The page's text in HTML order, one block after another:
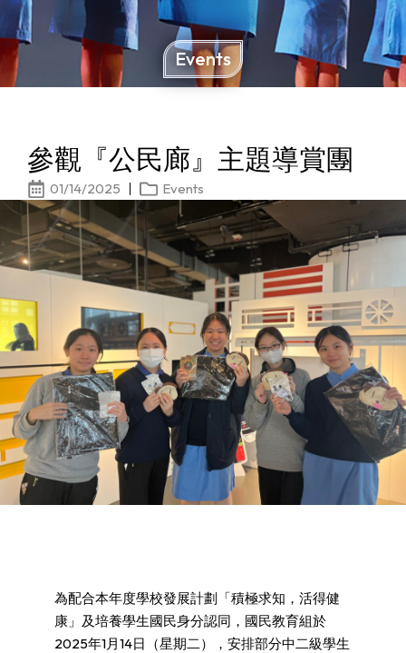
Events
參觀『公民廊』主題導賞團
01/14/2025 Events
為配合本年度學校發展計劃「積極求知，活得健
康」及培養學生國民身分認同，國民教育組於
2025年1月14日（星期二），安排部分中二級學生